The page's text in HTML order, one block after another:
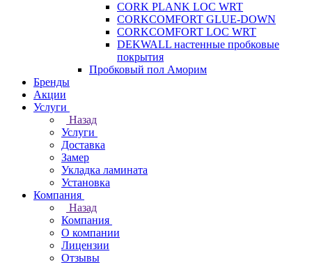
CORK PLANK LOC WRT
CORKCOMFORT GLUE-DOWN
CORKCOMFORT LOC WRT
DEKWALL настенные пробковые
покрытия
Пробковый пол Аморим
Бренды
Акции
Услуги
Назад
Услуги
Доставка
Замер
Укладка ламината
Установка
Компания
Назад
Компания
О компании
Лицензии
Отзывы